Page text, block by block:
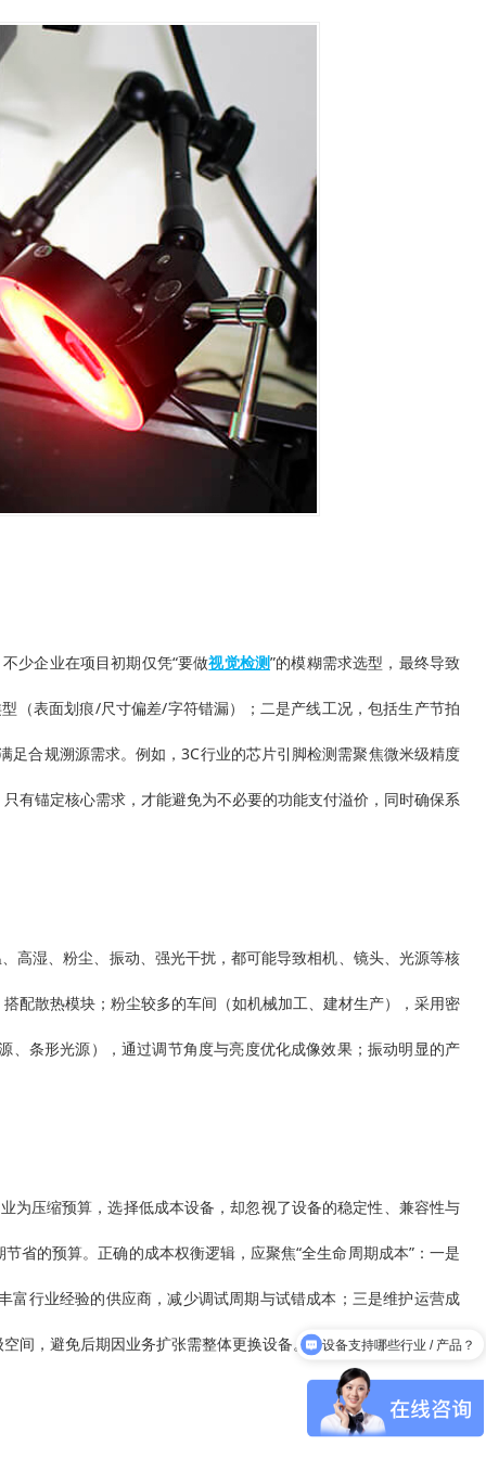
少企业在项目初期仅凭“要做视觉检测”的模糊需求选型，最终导致
（表面划痕/尺寸偏差/字符错漏）；二是产线工况，包括生产节拍
合规溯源需求。例如，3C行业的芯片引脚检测需聚焦微米级精度
有锚定核心需求，才能避免为不必要的功能支付溢价，同时确保系
高湿、粉尘、振动、强光干扰，都可能导致相机、镜头、光源等核
配散热模块；粉尘较多的车间（如机械加工、建材生产），采用密
条形光源），通过调节角度与亮度优化成像效果；振动明显的产
为压缩预算，选择低成本设备，却忽视了设备的稳定性、兼容性与
的预算。正确的成本权衡逻辑，应聚焦“全生命周期成本”：一是
行业经验的供应商，减少调试周期与试错成本；三是维护运营成
间，避免后期因业务扩张需整体更换设备。算好长远账，才能实现
设备支持哪些行业 / 产品？